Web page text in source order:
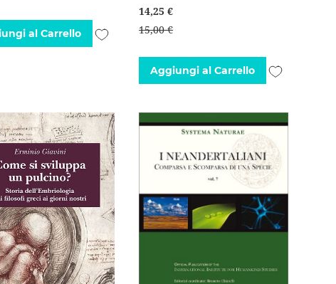
al Carrello
Aggiungi
14,25 €
15,00 €
Aggiungi al Carrello
Aggiungi
lista